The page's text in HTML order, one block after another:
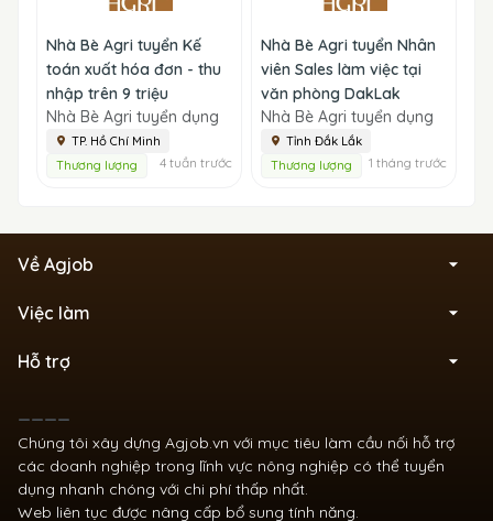
Nhà Bè Agri tuyển Kế
toán xuất hóa đơn - thu
nhập trên 9 triệu
Nhà Bè Agri tuyển dụng
TP. Hồ Chí Minh
Thương lượng
4 tuần trước
Nhà Bè Agri tuyển Nhân
viên Sales làm việc tại
văn phòng DakLak
Nhà Bè Agri tuyển dụng
Tỉnh Đắk Lắk
Thương lượng
1 tháng trước
Về Agjob
Việc làm
Hỗ trợ
Chúng tôi xây dựng Agjob.vn với mục tiêu làm cầu nối hỗ trợ
các doanh nghiệp trong lĩnh vực nông nghiệp có thể tuyển
dụng nhanh chóng với chi phí thấp nhất.
Web liên tục được nâng cấp bổ sung tính năng.